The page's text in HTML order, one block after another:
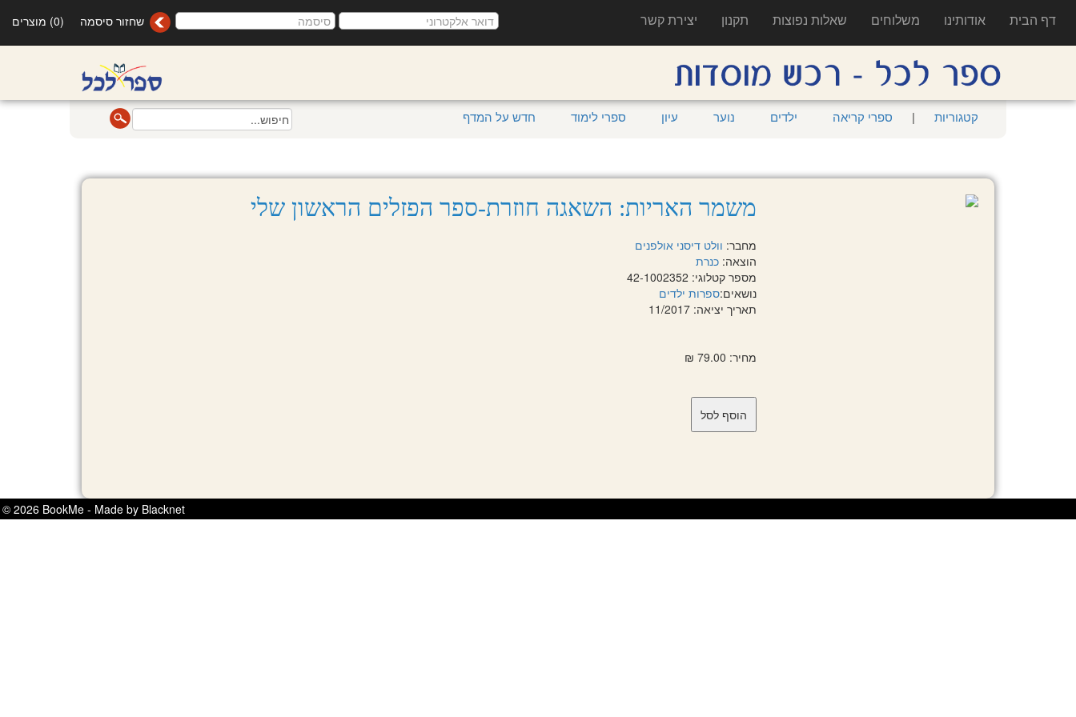
דף הבית אודותינו משלוחים שאלות נפוצות תקנון יצירת קשר שחזור סיסמה (0) מוצרים
קטגוריות | ספרי קריאה ילדים נוער עיון ספרי לימוד חדש על המדף
משמר האריות: השאגה חוזרת-ספר הפזלים הראשון שלי
מחבר: וולט דיסני אולפנים
הוצאה:כנרת
מספר קטלוגי: 42-1002352
נושאים:ספרות ילדים
תאריך יציאה: 11/2017
מחיר: 79.00 ₪
© 2026 BookMe - Made by Blacknet